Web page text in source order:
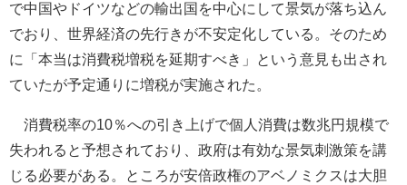
で中国やドイツなどの輸出国を中心にして景気が落ち込ん
でおり、世界経済の先行きが不安定化している。そのため
に「本当は消費税増税を延期すべき」という意見も出され
ていたが予定通りに増税が実施された。
消費税率の10％への引き上げで個人消費は数兆円規模で
失われると予想されており、政府は有効な景気刺激策を講
じる必要がある。ところが安倍政権のアベノミクスは大胆